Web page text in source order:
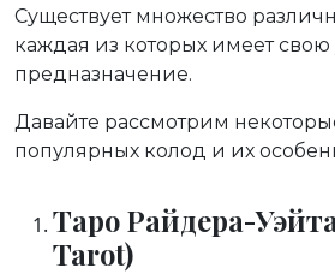
Существует множество
каждая из которых имеет свою
предназначение.
Давайте рассмотрим
популярных колод и их
Таро Райдера-
Tarot)